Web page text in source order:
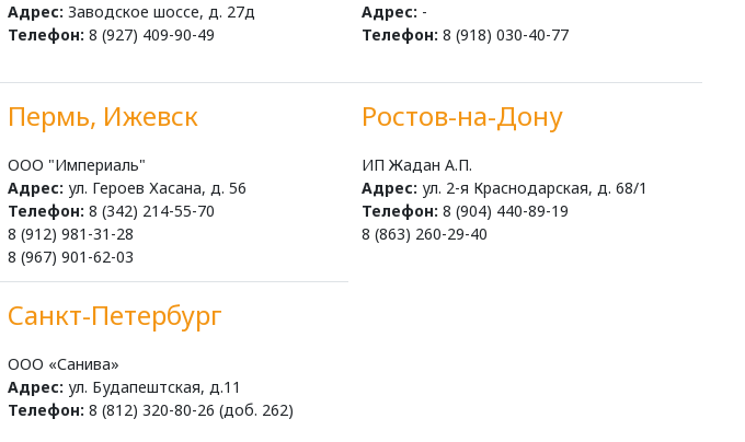
Адрес: Заводское шоссе, д. 27д
Телефон: 8 (927) 409-90-49
Адрес: -
Телефон: 8 (918) 030-40-77
Пермь, Ижевск
ООО "Империаль"
Адрес: ул. Героев Хасана, д. 56
Телефон: 8 (342) 214-55-70
8 (912) 981-31-28
8 (967) 901-62-03
Ростов-на-Дону
ИП Жадан А.П.
Адрес: ул. 2-я Краснодарская, д. 68/1
Телефон: 8 (904) 440-89-19
8 (863) 260-29-40
Санкт-Петербург
ООО «Санива»
Адрес: ул. Будапештская, д.11
Телефон: 8 (812) 320-80-26 (доб. 262)